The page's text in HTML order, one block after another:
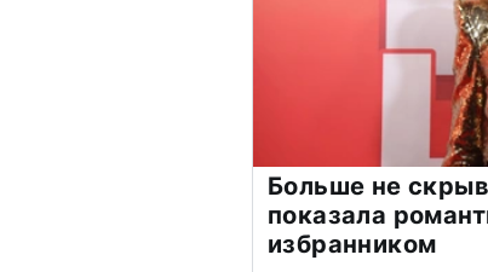
Больше не
показала
избранником